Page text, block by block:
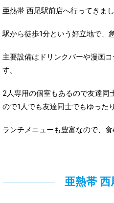
亜熱帯 西尾駅前店へ行ってきまし
駅から徒歩1分という好立地で、
主要設備はドリンクバーや漫画
す。
2人専用の個室もあるので友達同
ので1人でも友達同士でもゆった
ランチメニューも豊富なので、
亜熱帯